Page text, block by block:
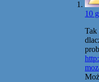
10
Tak